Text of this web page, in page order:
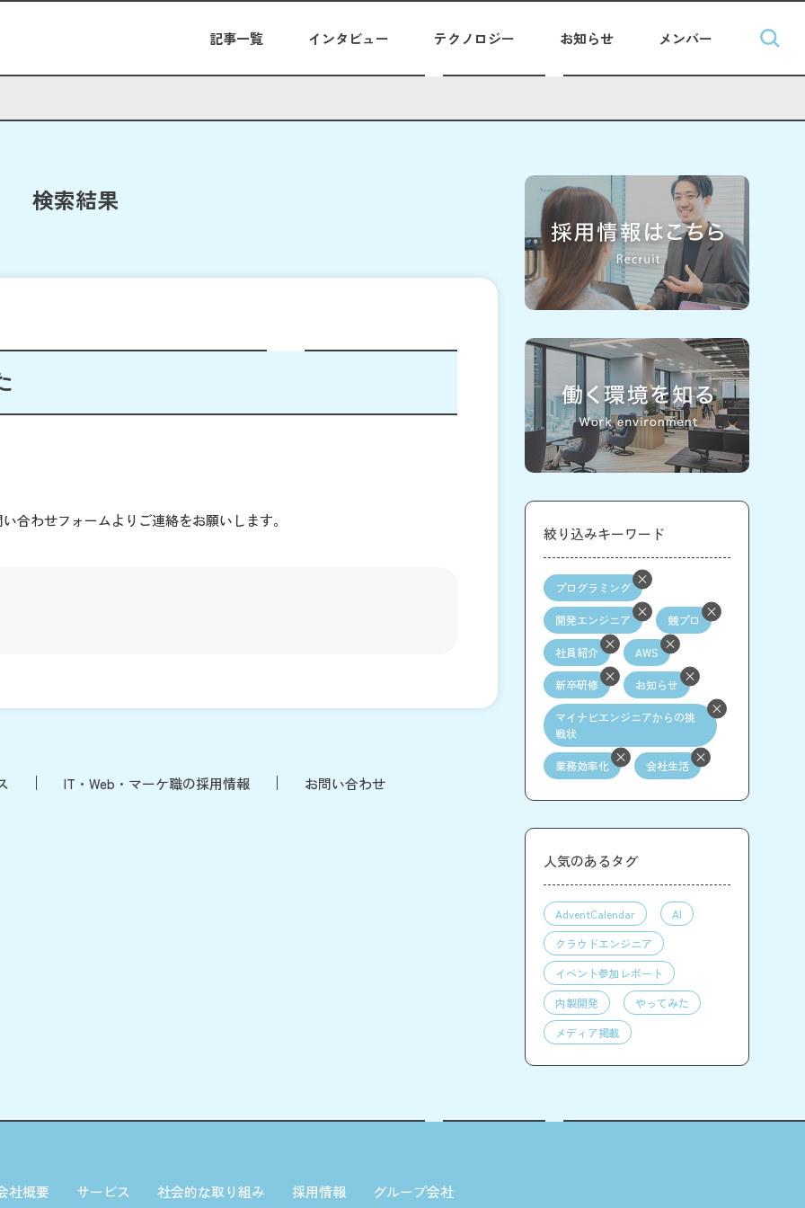
記事一覧 インタビュー テクノロジー お知らせ メンバー
検索結果
合わせフォームよりご連絡をお願いします。
IT・Web・マーケ職の採用情報 お問い合わせ
絞り込みキーワード
プログラミング
開発エンジニア 競プロ
社員紹介 AWS
新卒研修 お知らせ
マイナビエンジニアからの挑
戦状
業務効率化 会社生活
人気のあるタグ
AdventCalendar
AI
クラウドエンジニア
イベント参加レポート
内製開発
やってみた
メディア掲載
社概要 サービス 社会的な取り組み 採用情報 グループ会社